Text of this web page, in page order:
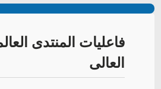
فاعليات المنتدى
العالى